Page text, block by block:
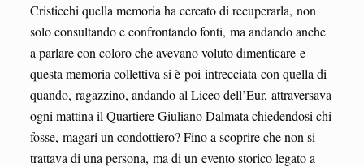
Cristicchi quella memoria ha cercato di recuperarla, non
solo consultando e confrontando fonti, ma andando anche
a parlare con coloro che avevano voluto dimenticare e
questa memoria collettiva si è poi intrecciata con quella di
quando, ragazzino, andando al Liceo dell’Eur, attraversava
ogni mattina il Quartiere Giuliano Dalmata chiedendosi chi
fosse, magari un condottiero? Fino a scoprire che non si
trattava di una persona, ma di un evento storico legato a